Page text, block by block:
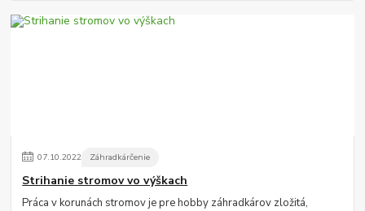
07.10.2022 Záhradkárčenie
Strihanie stromov vo výškach
Práca v korunách stromov je pre hobby záhradkárov zložitá,